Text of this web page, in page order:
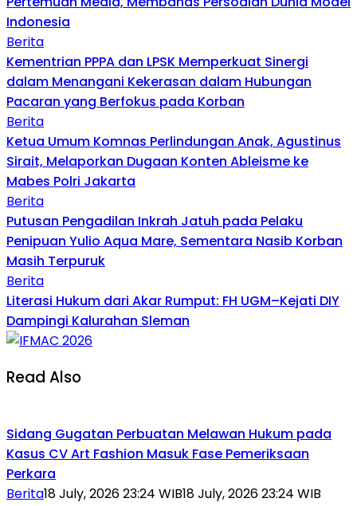
Indonesia
Berita
Kementrian PPPA dan LPSK Memperkuat Sinergi
dalam Menangani Kekerasan dalam Hubungan
Pacaran yang Berfokus pada Korban
Berita
Ketua Umum Komnas Perlindungan Anak, Agustinus
Sirait, Melaporkan Dugaan Konten Ableisme ke
Mabes Polri Jakarta
Berita
Putusan Pengadilan Inkrah Jatuh pada Pelaku
Penipuan Yulio Aqua Mare, Sementara Nasib Korban
Masih Terpuruk
Berita
Literasi Hukum dari Akar Rumput: FH UGM–Kejati DIY
Dampingi Kalurahan Sleman
Read Also
Sidang Gugatan Perbuatan Melawan Hukum pada
Kasus CV Art Fashion Masuk Fase Pemeriksaan
Perkara
Berita18 July, 2026 23:24 WIB18 July, 2026 23:24 WIB